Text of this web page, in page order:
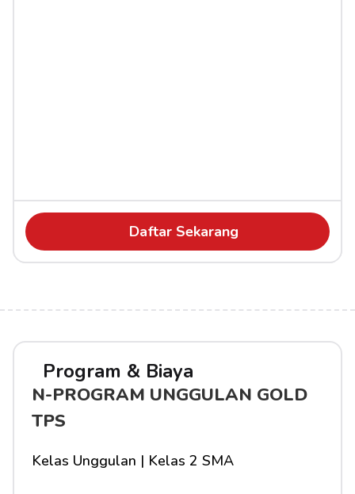
Daftar Sekarang
Program & Biaya
N-PROGRAM UNGGULAN GOLD
TPS
Kelas Unggulan | Kelas 2 SMA